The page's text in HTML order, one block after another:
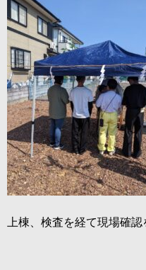
上棟、検査を経て現場確認